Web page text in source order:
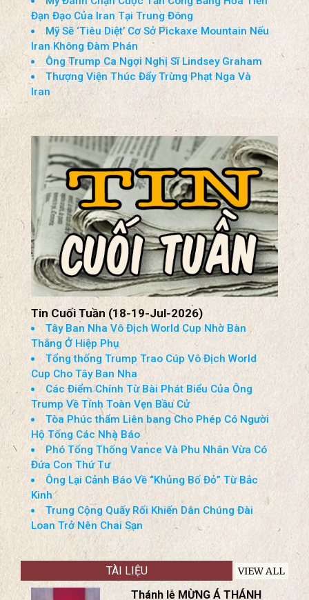
Tin Cuối Tuần(25-26-Jul-2026)
Thượng Viện Phê Chuẩn Jay Clayton Làm
Giám Đốc Tình Báo Quốc Gia
Mỹ Đánh Chặn Cuộc Tấn Công Bằng Hỏa Tiễn
Đạn Đạo Của Iran Tại Trung Đông
Mỹ Sẽ ‘Tiêu Diệt’ Cơ Sở Pickaxe Mountain Nếu
Ông Trump Ca Ngợi Nghị Sĩ Lindsey Graham
Thượng Viện Thúc Đẩy Trừng Phạt Nga Và
Iran
Tin Cuối Tuần (18-19-Jul-2026)
Tây Ban Nha Vô Địch World Cup Nhờ Bàn
Thắng Ở Hiệp Phụ
Tổng thống Trump Trao Cúp Vô Địch World
Cup Cho Tây Ban Nha
Các Điểm Chính Từ Bài Phát Biểu Của Ông
Trump Về Tính Toàn Vẹn Bầu Cử
Tòa Phúc thẩm Liên bang Cho Phép Có Người
Hộ Tống Các Nhà Báo
Phó Tổng Thống Vance Và Phu Nhân Vừa Có
Ông Lại Cảnh Báo Về “Khủng Bố Đỏ” Từ Bắc
Trung Cộng Quấy Rối Khiến Dân Chúng Đài